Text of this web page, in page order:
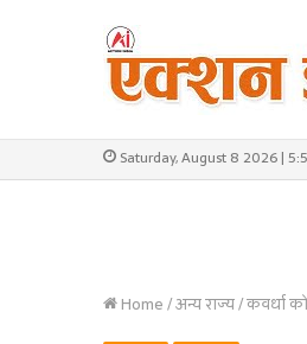
Saturday, August 8 2026 |
Home/अन्य राज्य/कवर्धा